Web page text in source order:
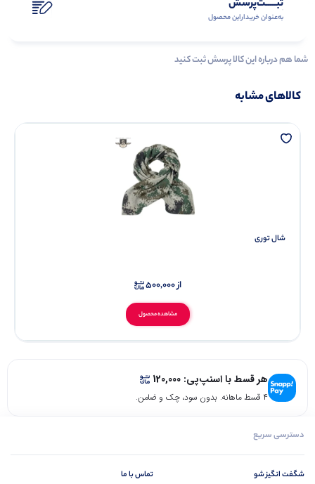
ثبـــــت‌پرسش
به‌عنوان ‌خریدار‌این‌ محصول
شما هم درباره این کالا پرسش ثبت کنید
کالاهای مشابه
شال توری
مشاهده محصول
از500,000
هر قسط با اسنپ‌پی: 120,000
۴ قسط ماهانه. بدون سود، چک و ضامن.
دسترسی سریع
شگفت انگیز شو
تماس با ما